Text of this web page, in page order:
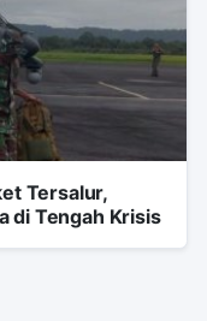
Tersalur,
di Tengah Krisis